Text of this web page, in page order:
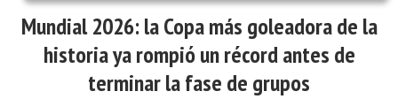
Mundial 2026: la Copa más goleadora de la
historia ya rompió un récord antes de
terminar la fase de grupos